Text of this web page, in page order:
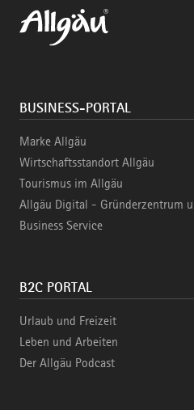
BUSINESS-PORTAL
Marke Allgäu
Wirtschaftsstandort Allgäu
Tourismus im Allgäu
Allgäu Digital - Gründerzentrum
Business Service
B2C PORTAL
Urlaub und Freizeit
Leben und Arbeiten
Der Allgäu Podcast